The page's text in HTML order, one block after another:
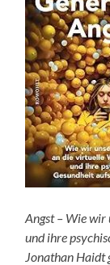
Angst – Wie
und ihre
Jonathan Haidt